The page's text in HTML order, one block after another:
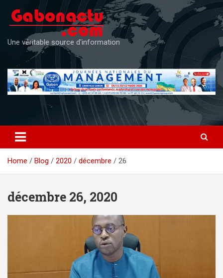
content
Une véritable source d'information
Home Blog 2020 décembre 26
décembre 26, 2020